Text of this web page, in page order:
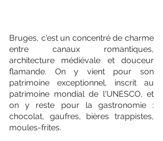
Bruges, c'est un concentré de charme
entre canaux romantiques,
architecture médiévale et douceur
flamande. On y vient pour son
patrimoine exceptionnel, inscrit au
patrimoine mondial de l'UNESCO, et
on y reste pour la gastronomie :
chocolat, gaufres, bières trappistes,
moules-frites.